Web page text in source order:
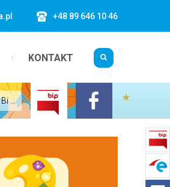
+48 89 646 10 46
KONTAKT
...